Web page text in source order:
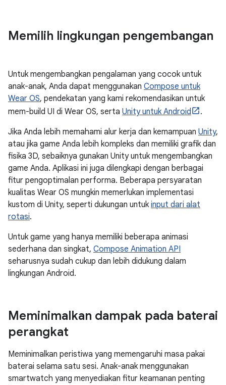
Memilih lingkungan pengembangan
Untuk mengembangkan pengalaman yang cocok untuk
anak-anak, Anda dapat menggunakan Compose untuk
Wear OS, pendekatan yang kami rekomendasikan untuk
mem-build UI di Wear OS, serta Unity untuk Android
.
Jika Anda lebih memahami alur kerja dan kemampuan Unity,
atau jika game Anda lebih kompleks dan memiliki grafik dan
fisika 3D, sebaiknya gunakan Unity untuk mengembangkan
game Anda. Aplikasi ini juga dilengkapi dengan berbagai
fitur pengoptimalan performa. Beberapa persyaratan
kualitas Wear OS mungkin memerlukan implementasi
kustom di Unity, seperti dukungan untuk input dari alat
rotasi.
Untuk game yang hanya memiliki beberapa animasi
sederhana dan singkat, Compose Animation API
seharusnya sudah cukup dan lebih didukung dalam
lingkungan Android.
Meminimalkan dampak pada baterai
perangkat
Meminimalkan peristiwa yang memengaruhi masa pakai
baterai selama satu sesi. Anak-anak menggunakan
smartwatch yang menyediakan fitur keamanan penting